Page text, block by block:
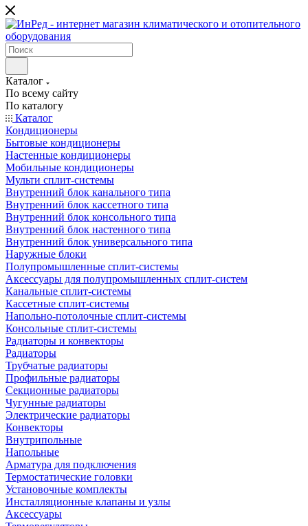
Каталог
По всему сайту
По каталогу
Каталог
Кондиционеры
Бытовые кондиционеры
Настенные кондиционеры
Мобильные кондиционеры
Мульти сплит-системы
Внутренний блок канального типа
Внутренний блок кассетного типа
Внутренний блок консольного типа
Внутренний блок настенного типа
Внутренний блок универсального типа
Наружные блоки
Полупромышленные сплит-системы
Аксессуары для полупромышленных сплит-систем
Канальные сплит-системы
Кассетные сплит-системы
Напольно-потолочные сплит-системы
Консольные сплит-системы
Радиаторы и конвекторы
Радиаторы
Трубчатые радиаторы
Профильные радиаторы
Секционные радиаторы
Чугунные радиаторы
Электрические радиаторы
Конвекторы
Внутрипольные
Напольные
Арматура для подключения
Термостатические головки
Установочные комплекты
Инсталляционные клапаны и узлы
Аксессуары